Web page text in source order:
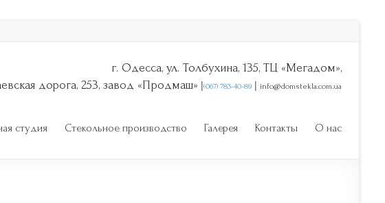
г. Одесса, ул. Толбухина, 135, ТЦ «Мегадом»,
дорога, 253, завод «Продмаш» |(067) 783-40-89 | info@domstekla.com.ua
студия Стекольное производство Галерея Контакты О нас